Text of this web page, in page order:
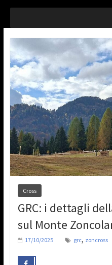
Cross
GRC: i dettagli
sul Monte
17/10/2025 grc, zoncross